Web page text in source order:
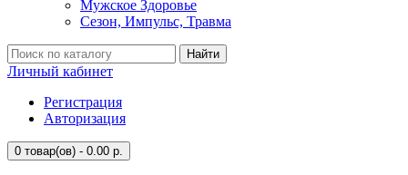
Мужское Здоровье
Сезон, Импульс, Травма
Найти
Личный кабинет
Регистрация
Авторизация
0 товар(ов) - 0.00 р.